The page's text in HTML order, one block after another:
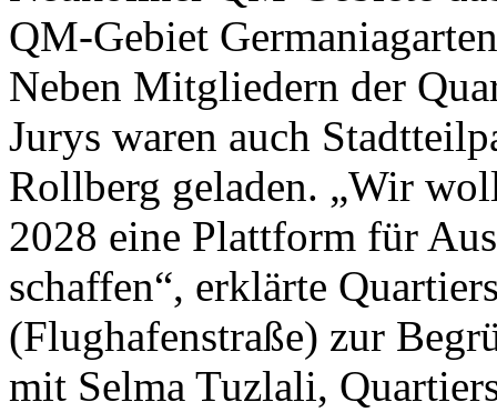
QM-Gebiet
Neben Mitgliedern der
Jurys waren auch
Rollberg geladen. „Wir
2028 eine Plattform für
schaffen“, erklärte
(Flughafenstraße) zur
mit Selma Tuzlali,